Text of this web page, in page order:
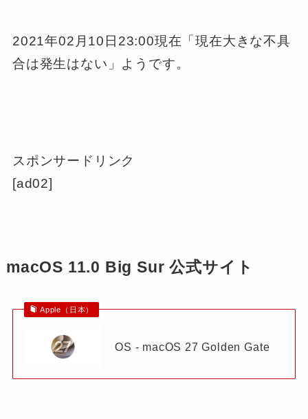
2021年02月10日23:00現在「現在大きな不具
合は発生はない」ようです。
スポンサードリンク
[ad02]
macOS 11.0 Big Sur 公式サイト
Apple（日本）
OS - macOS 27 Golden Gate